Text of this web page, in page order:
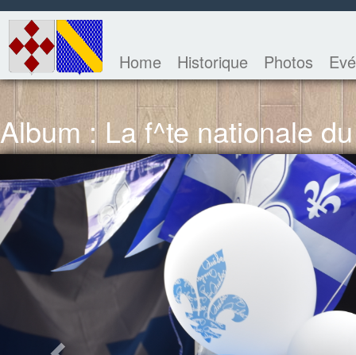
Home Historique Photos
Album : La f^te nationale
Previous